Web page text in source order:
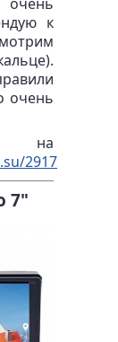
к
очень
на
2917
7"